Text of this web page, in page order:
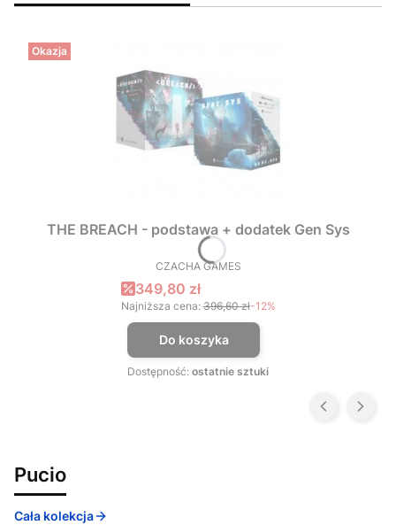
Okazja
THE BREACH - podstawa + dodatek Gen Sys
PRODUCENT
CZACHA GAMES
Cena promocyjna
349,80 zł
Najniższa cena: 396,60 zł-12%
Do koszyka
Dostępność: ostatnie sztuki
Pucio
Cała kolekcja